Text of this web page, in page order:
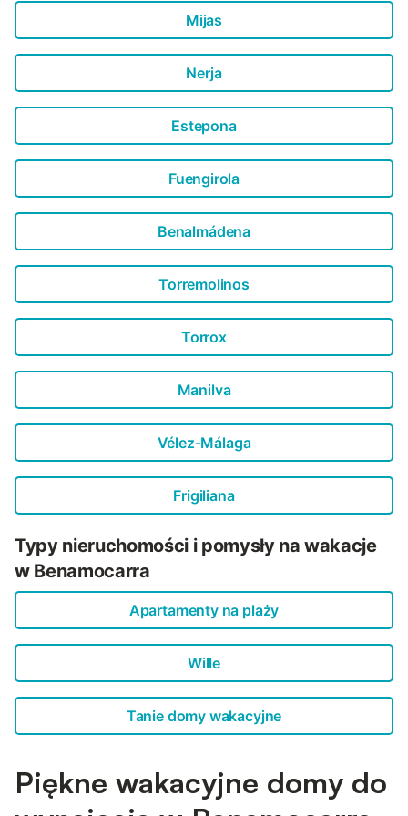
części zewnętrznej. Sypialnie wyposażone są w wygodne
łóżka: dwa podwójne i dwa ...
Mijas
Nerja
Estepona
Fuengirola
Benalmádena
Torremolinos
Torrox
Manilva
Vélez-Málaga
Frigiliana
Typy nieruchomości i pomysły na wakacje
w Benamocarra
Apartamenty na plaży
Wille
Tanie domy wakacyjne
Piękne wakacyjne domy do